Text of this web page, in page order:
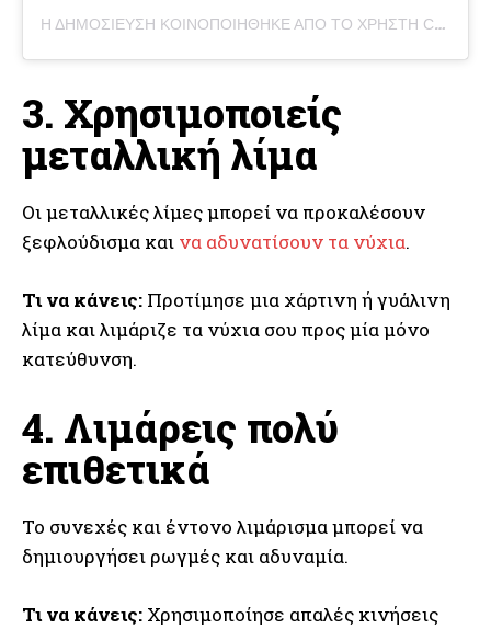
Η ΔΗΜΟΣΊΕΥΣΗ ΚΟΙΝΟΠΟΙΉΘΗΚΕ ΑΠΌ ΤΟ ΧΡΉΣΤΗ CLAIRE'S HOME (@CLAIRES.HOME.X)
3. Χρησιμοποιείς
μεταλλική λίμα
Οι μεταλλικές λίμες μπορεί να προκαλέσουν
ξεφλούδισμα και να αδυνατίσουν τα νύχια.
Τι να κάνεις: Προτίμησε μια χάρτινη ή γυάλινη
λίμα και λιμάριζε τα νύχια σου προς μία μόνο
κατεύθυνση.
4. Λιμάρεις πολύ
επιθετικά
Το συνεχές και έντονο λιμάρισμα μπορεί να
δημιουργήσει ρωγμές και αδυναμία.
Τι να κάνεις: Χρησιμοποίησε απαλές κινήσεις